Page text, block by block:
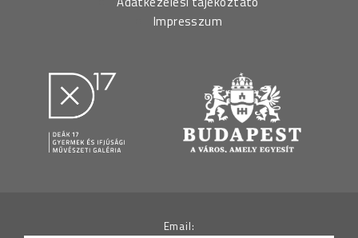
Impresszum
Email: